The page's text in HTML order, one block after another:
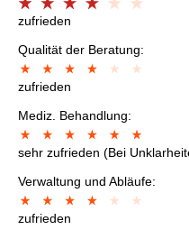
zufrieden
Qualität der Beratung:
zufrieden
Mediz. Behandlung:
sehr zufrieden (Bei
Verwaltung und Abläufe:
zufrieden